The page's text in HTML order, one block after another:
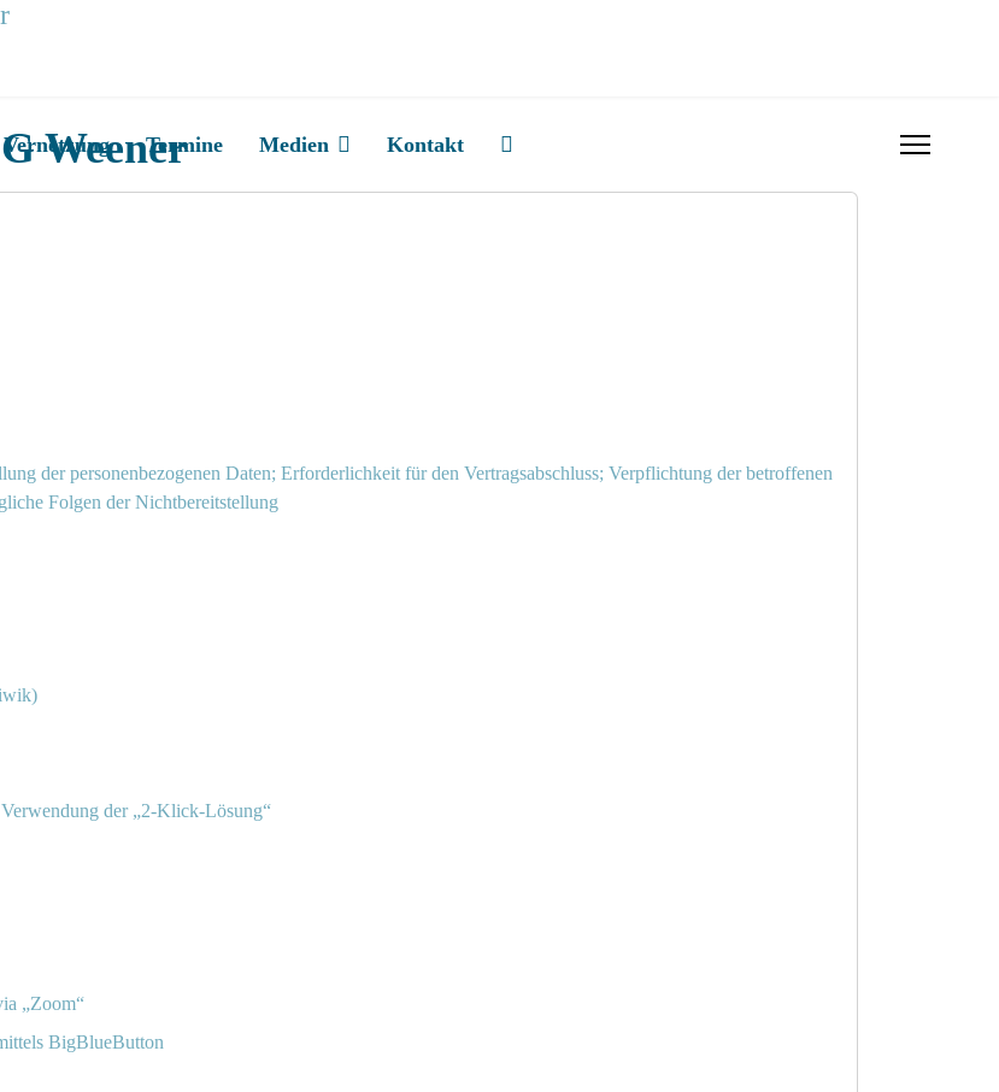
Vernetzung Termine Medien Kontakt
Weener
der personenbezogenen Daten; Erforderlichkeit für den Vertragsabschluss; Verpflichtung der betroffenen
Folgen der Nichtbereitstellung
der „2-Klick-Lösung“
„Zoom“
BigBlueButton